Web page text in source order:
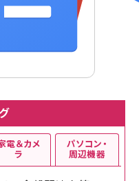
電＆カメ
ラ
パソコン・
周辺機器